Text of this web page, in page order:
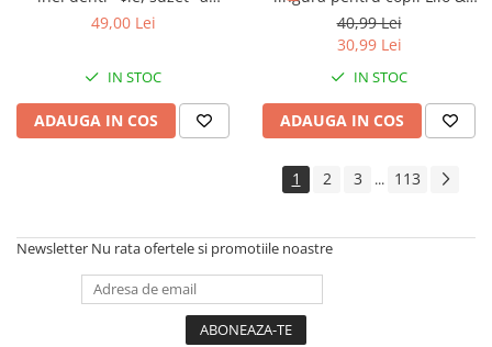
ortodontic─â ╚Öi suport
49,00 Lei
IN STOC
ADAUGA IN COS
Stitch 15.5 cm
40,99 Lei
30,99 Lei
IN STOC
ADAUGA IN COS
1 2 3 ... 113
Newsletter Nu rata ofertele si promotiile noastre